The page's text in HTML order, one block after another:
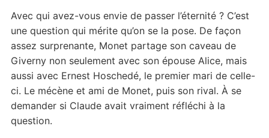
Avec qui avez-vous envie de passer l’éternité ? C’est
une question qui mérite qu’on se la pose. De façon
assez surprenante, Monet partage son caveau de
Giverny non seulement avec son épouse Alice, mais
aussi avec Ernest Hoschedé, le premier mari de celle-
ci. Le mécène et ami de Monet, puis son rival. À se
demander si Claude avait vraiment réfléchi à la
question.